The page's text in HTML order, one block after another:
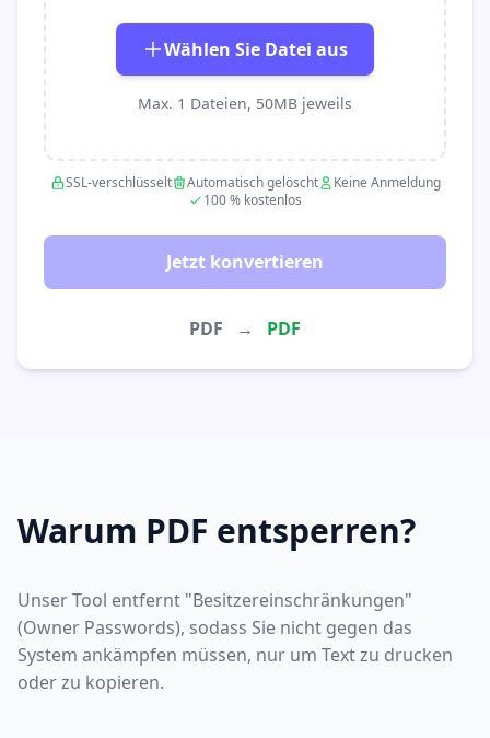
Wählen Sie Datei aus
Max. 1 Dateien, 50MB jeweils
SSL-verschlüsselt Automatisch gelöscht
Keine Anmeldung
100 % kostenlos
Jetzt konvertieren
PDF → PDF
Warum PDF entsperren?
Unser Tool entfernt "Besitzereinschränkungen"
(Owner Passwords), sodass Sie nicht gegen das
System ankämpfen müssen, nur um Text zu drucken
oder zu kopieren.